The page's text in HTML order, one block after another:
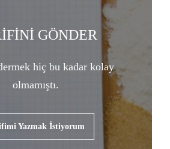
GÖNDER
hiç bu kadar kolay
olmamıştı.
Yazmak İstiyorum